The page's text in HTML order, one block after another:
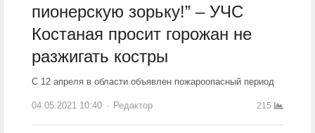
пионерскую зорьку!” – УЧС
Костаная просит горожан не
разжигать костры
С 12 апреля в области объявлен пожароопасный период
04.05.2021 10:40 Author
Редактор 215